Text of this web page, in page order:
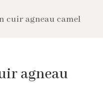
cuir agneau camel
agneau